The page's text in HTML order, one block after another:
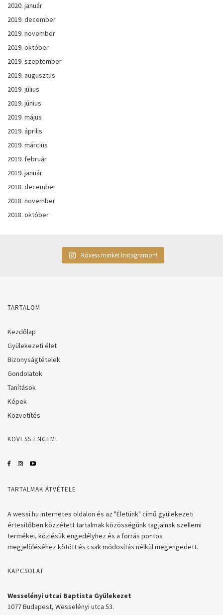
2020. január
2019. december
2019. november
2019. október
2019. szeptember
2019. augusztus
2019. július
2019. június
2019. május
2019. április
2019. március
2019. február
2019. január
2018. december
2018. november
2018. október
Kövess minket Instagramon!
TARTALOM
Kezdőlap
Gyülekezeti élet
Bizonyságtételek
Gondolatok
Tanítások
Képek
Közvetítés
KÖVESS ENGEM!
TARTALMAK ÁTVÉTELE
A wessi.hu internetes oldalon és az "Életünk" című gyülekezeti
értesítőben közzétett tartalmak közösségünk tagjainak szellemi
termékei, közlésük engedélyhez és a forrás pontos
megjelöléséhez kötött és csak módosítás nélkül megengedett.
KAPCSOLAT
Wesselényi utcai Baptista Gyülekezet
1077 Budapest, Wesselényi utca 53.